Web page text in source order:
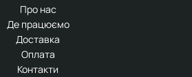
Про нас
Де працюємо
Доставка
Оплата
Контакти